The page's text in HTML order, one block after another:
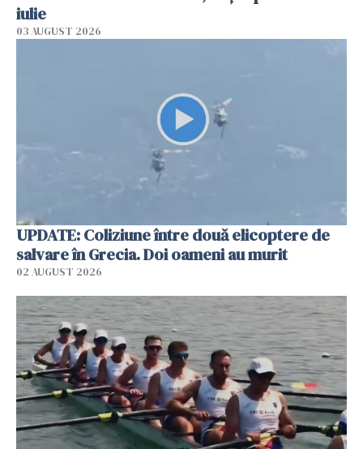
iulie
03 AUGUST 2026
UPDATE: Coliziune între două elicoptere de
salvare în Grecia. Doi oameni au murit
02 AUGUST 2026